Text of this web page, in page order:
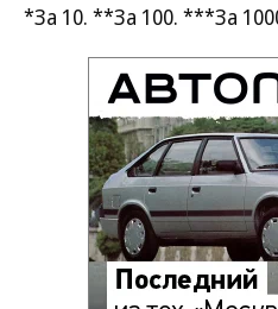
*За 10. **За 100. ***За